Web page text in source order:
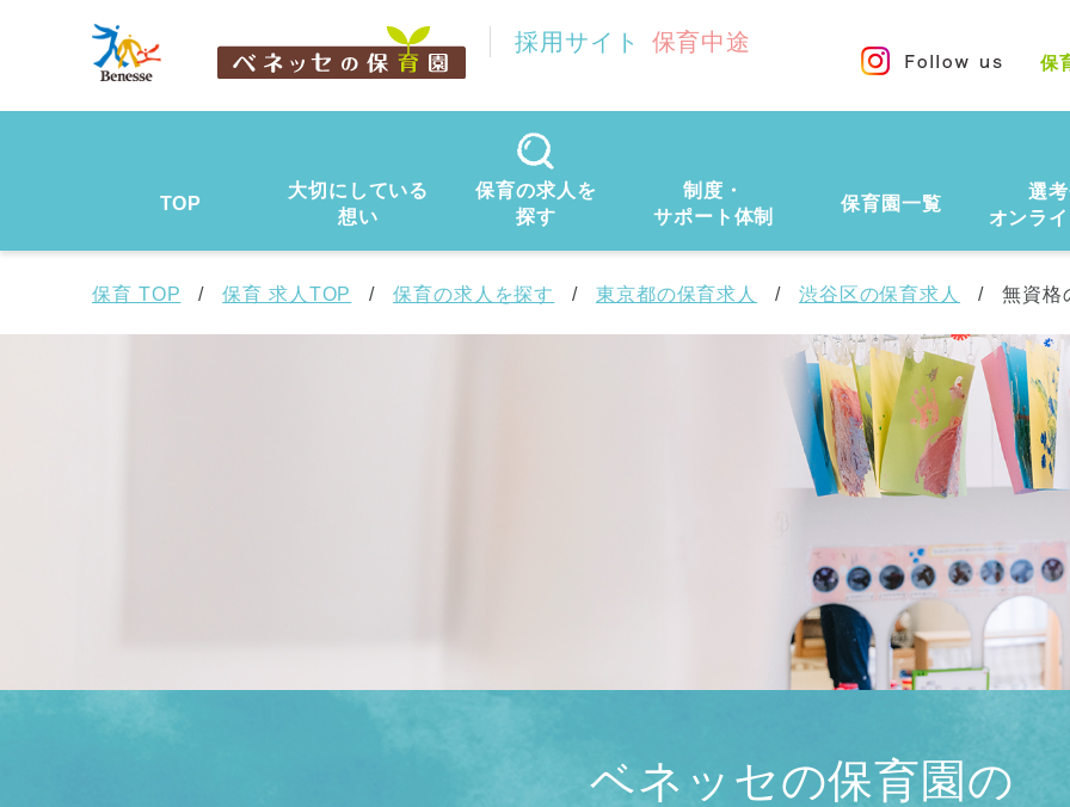
採用サイト 保育中途
保
TOP
大切にしている
想い
保育の求人を
探す
制度・
サポート体制
保育園一覧
選
オンラ
保育 TOP 保育 求人TOP 保育の求人を探す 東京都の保育求人 渋谷区の保育求人 無資格
ベネッセの保育園の